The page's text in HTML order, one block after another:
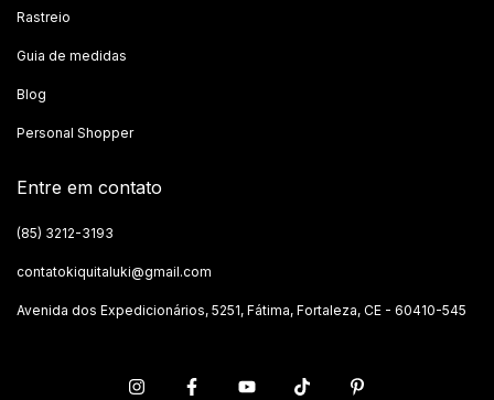
Rastreio
Guia de medidas
Blog
Personal Shopper
Entre em contato
(85) 3212-3193
contatokiquitaluki@gmail.com
Avenida dos Expedicionários, 5251, Fátima, Fortaleza, CE - 60410-545